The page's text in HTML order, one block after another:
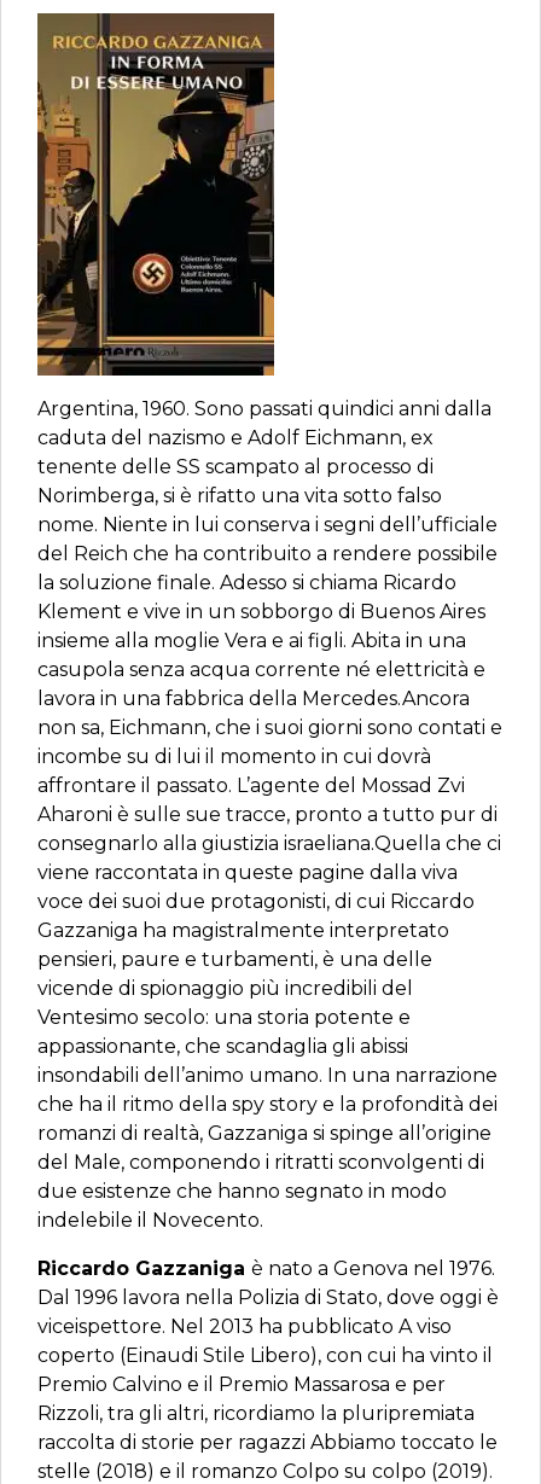
Argentina, 1960. Sono passati quindici anni dalla
caduta del nazismo e Adolf Eichmann, ex
tenente delle SS scampato al processo di
Norimberga, si è rifatto una vita sotto falso
nome. Niente in lui conserva i segni dell’ufficiale
del Reich che ha contribuito a rendere possibile
la soluzione finale. Adesso si chiama Ricardo
Klement e vive in un sobborgo di Buenos Aires
insieme alla moglie Vera e ai figli. Abita in una
casupola senza acqua corrente né elettricità e
lavora in una fabbrica della Mercedes.Ancora
non sa, Eichmann, che i suoi giorni sono contati e
incombe su di lui il momento in cui dovrà
affrontare il passato. L’agente del Mossad Zvi
Aharoni è sulle sue tracce, pronto a tutto pur di
consegnarlo alla giustizia israeliana.Quella che ci
viene raccontata in queste pagine dalla viva
voce dei suoi due protagonisti, di cui Riccardo
Gazzaniga ha magistralmente interpretato
pensieri, paure e turbamenti, è una delle
vicende di spionaggio più incredibili del
Ventesimo secolo: una storia potente e
appassionante, che scandaglia gli abissi
insondabili dell’animo umano. In una narrazione
che ha il ritmo della spy story e la profondità dei
romanzi di realtà, Gazzaniga si spinge all’origine
del Male, componendo i ritratti sconvolgenti di
due esistenze che hanno segnato in modo
indelebile il Novecento.
Riccardo Gazzaniga è nato a Genova nel 1976.
Dal 1996 lavora nella Polizia di Stato, dove oggi è
viceispettore. Nel 2013 ha pubblicato A viso
coperto (Einaudi Stile Libero), con cui ha vinto il
Premio Calvino e il Premio Massarosa e per
Rizzoli, tra gli altri, ricordiamo la pluripremiata
raccolta di storie per ragazzi Abbiamo toccato le
stelle (2018) e il romanzo Colpo su colpo (2019).